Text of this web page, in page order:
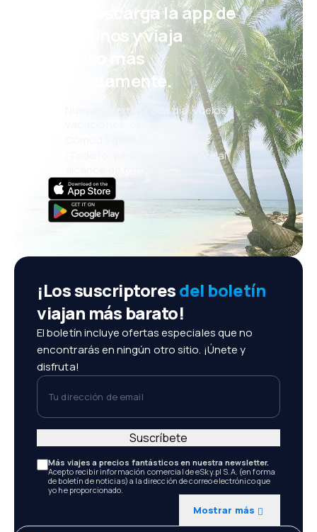
¡Eh! Descarga la app de
eDestinos y viaja
incluso más
cómodamente.
Nuevas ofertas cada día: vuelos,
vacaciones, escapadas
Cómoda gestión de reservas
¡Todo lo que importa, siempre al
¡Los suscriptoresdel boletín
viajan más barato!
El boletín incluye ofertas especiales que no
encontrarás en ningún otro sitio. ¡Únete y
disfruta!
Tu dirección de email
Más viajes a precios fantásticos en nuestra newsletter.
Acepto recibir información comercial de eSky.pl S.A. (en forma
de boletín de noticias) a la dirección de correo electrónico que
yo he proporcionado.
Mostrar más
Suscríbete